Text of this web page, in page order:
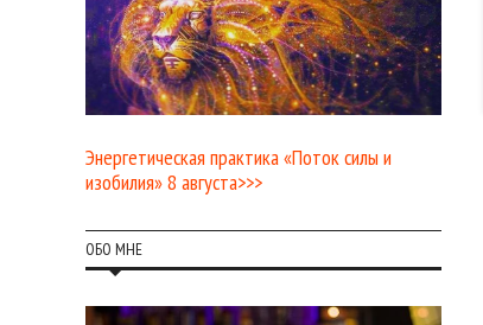
Энергетическая практика «Поток силы и
изобилия» 8 августа>>>
ОБО МНЕ